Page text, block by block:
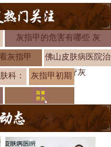
灰指甲的危害有哪些 灰
灰指甲
佛山皮肤病医院治
疗灰
科：
灰指甲初期
的症状有哪